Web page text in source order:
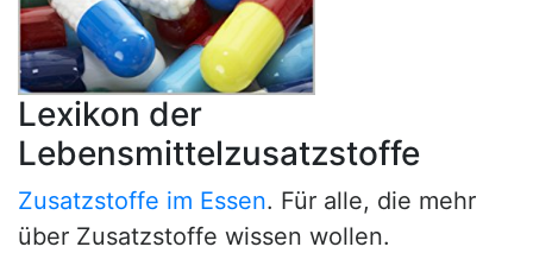
Lexikon der
Lebensmittelzusatzstoffe
Zusatzstoffe im Essen. Für alle, die mehr
über Zusatzstoffe wissen wollen.